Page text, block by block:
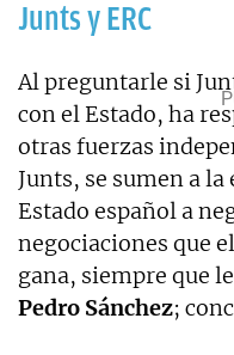
Junts y ERC
Al preguntarle si
con el Estado, ha
otras fuerzas
Junts, se sumen a
Estado español a
negociaciones que
gana, siempre que
Pedro Sánchez;